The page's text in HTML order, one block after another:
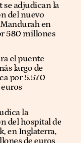
se adjudican la
del nuevo
en
580 millones
el puente
largo de
por 5.570
la
del hospital de
en Inglaterra,
de euros